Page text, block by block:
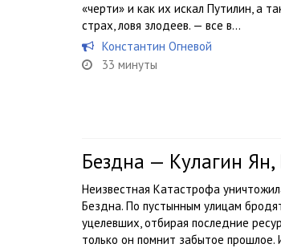
«черти» и как их искал Путилин, а
страх, ловя злодеев. — все в...
Константин Огневой
33 минуты
Бездна — Кулагин Ян,
Неизвестная Катастрофа
Бездна. По пустынным улицам
уцелевших, отбирая последние
только он помнит забытое прошлое.